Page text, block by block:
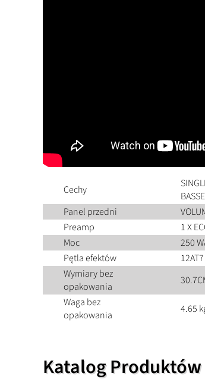
Cechy
Panel przedni
Preamp
1 X
Moc
250
Pętla efektów
Wymiary bez
opakowania
Waga bez
opakowania
4.65
Katalog Produktów